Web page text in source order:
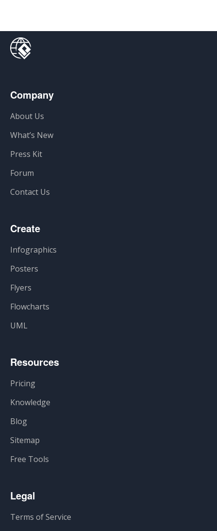
Company
About Us
What’s New
Press Kit
Forum
Contact Us
Create
Infographics
Posters
Flyers
Flowcharts
UML
Resources
Pricing
Knowledge
Blog
Sitemap
Free Tools
Legal
Terms of Service